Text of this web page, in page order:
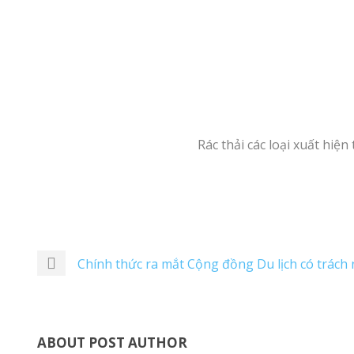
Rác thải các loại xuất
Chính thức ra mắt Cộng đồng Du lịch có trách
ABOUT POST AUTHOR